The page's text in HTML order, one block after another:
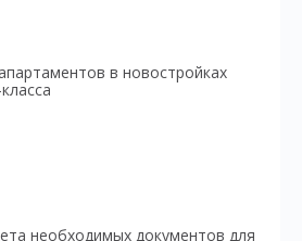
в новостройках
необходимых документов для